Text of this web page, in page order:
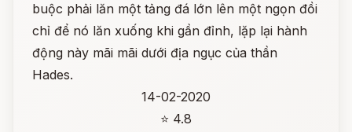
buộc phải lăn một tảng đá lớn lên một ngọn đồi
chỉ để nó lăn xuống khi gần đỉnh, lặp lại hành
động này mãi mãi dưới địa ngục của thần
Hades.
14-02-2020
⭐ 4.8